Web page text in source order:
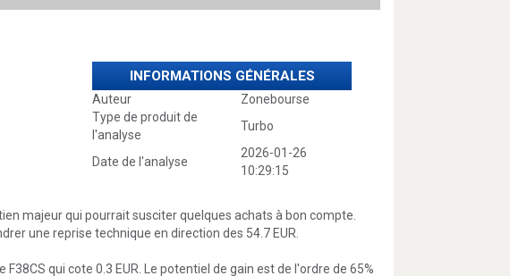
INFORMATIONS GÉNÉRALES
Auteur
Zonebourse
Type de produit de
l'analyse
Turbo
Date de l'analyse
2026-01-26
10:29:15
majeur qui pourrait susciter quelques achats à bon compte.
une reprise technique en direction des 54.7 EUR.
qui cote 0.3 EUR. Le potentiel de gain est de l'ordre de 65%